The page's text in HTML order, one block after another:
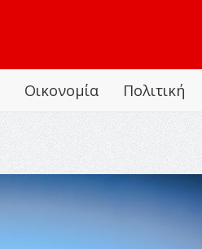
Οικονομία Πολιτική